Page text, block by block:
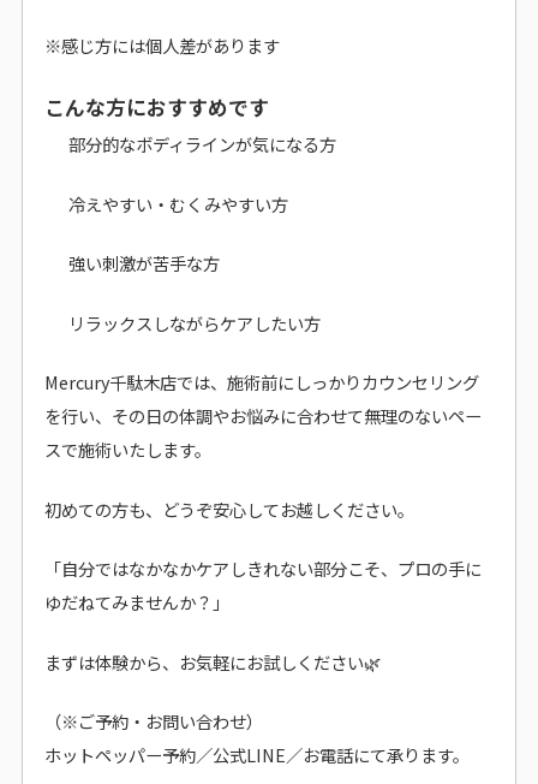
※感じ方には個人差があります
こんな方におすすめです
部分的なボディラインが気になる方
冷えやすい・むくみやすい方
強い刺激が苦手な方
リラックスしながらケアしたい方
Mercury千駄木店では、施術前にしっかりカウンセリング
を行い、その日の体調やお悩みに合わせて無理のないペー
スで施術いたします。
初めての方も、どうぞ安心してお越しください。
「自分ではなかなかケアしきれない部分こそ、プロの手に
ゆだねてみませんか？」
まずは体験から、お気軽にお試しください🌿
（※ご予約・お問い合わせ）
ホットペッパー予約／公式LINE／お電話にて承ります。